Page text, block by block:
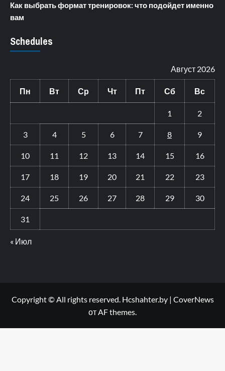
Как выбрать формат тренировок: что подойдет именно
вам
Schedules
Август 2026
Пн Вт Ср Чт Пт Сб Вс
1 2
3 4 5 6 7 8 9
10 11 12 13 14 15 16
17 18 19 20 21 22 23
24 25 26 27 28 29 30
31
« Июл
Copyright © All rights reserved. Hcshahter.by | CoverNews
от AF themes.